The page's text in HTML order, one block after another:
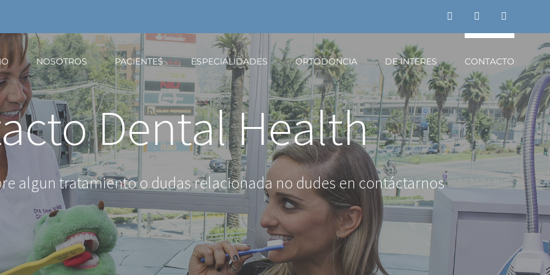
WhatsAppInstagram
NOSOTROS PACIENTES ESPECIALIDADES ORTODONCIA DE INTERES CONTACTO
Dental Health
algun tratamiento o dudas relacionada no dudes en contáctarnos